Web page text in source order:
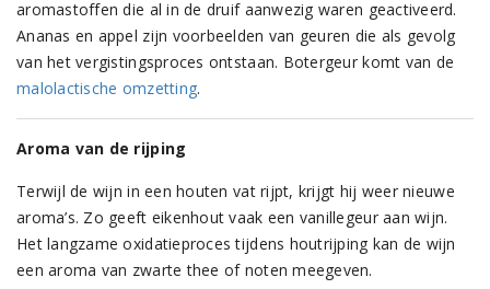
aromastoffen die al in de druif aanwezig waren geactiveerd.
Ananas en appel zijn voorbeelden van geuren die als gevolg
van het vergistingsproces ontstaan. Botergeur komt van de
malolactische omzetting.
Aroma van de rijping
Terwijl de wijn in een houten vat rijpt, krijgt hij weer nieuwe
aroma’s. Zo geeft eikenhout vaak een vanillegeur aan wijn.
Het langzame oxidatieproces tijdens houtrijping kan de wijn
een aroma van zwarte thee of noten meegeven.